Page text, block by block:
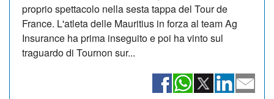
proprio spettacolo nella sesta tappa del Tour de
France. L'atleta delle Mauritius in forza al team Ag
Insurance ha prima inseguito e poi ha vinto sul
traguardo di Tournon sur...